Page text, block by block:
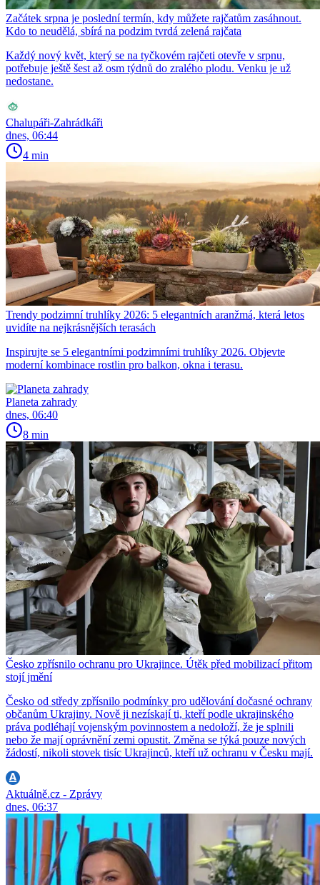
Začátek srpna je poslední termín, kdy můžete rajčatům zasáhnout.
Kdo to neudělá, sbírá na podzim tvrdá zelená rajčata
Každý nový květ, který se na tyčkovém rajčeti otevře v srpnu,
potřebuje ještě šest až osm týdnů do zralého plodu. Venku je už
nedostane.
Chalupáři-Zahrádkáři
dnes, 06:44
4 min
Trendy podzimní truhlíky 2026: 5 elegantních aranžmá, která letos
uvidíte na nejkrásnějších terasách
Inspirujte se 5 elegantními podzimními truhlíky 2026. Objevte
moderní kombinace rostlin pro balkon, okna i terasu.
Planeta zahrady
dnes, 06:40
8 min
Česko zpřísnilo ochranu pro Ukrajince. Útěk před mobilizací přitom
stojí jmění
Česko od středy zpřísnilo podmínky pro udělování dočasné ochrany
občanům Ukrajiny. Nově ji nezískají ti, kteří podle ukrajinského
práva podléhají vojenským povinnostem a nedoloží, že je splnili
nebo že mají oprávnění zemi opustit. Změna se týká pouze nových
žádostí, nikoli stovek tisíc Ukrajinců, kteří už ochranu v Česku mají.
Aktuálně.cz - Zprávy
dnes, 06:37